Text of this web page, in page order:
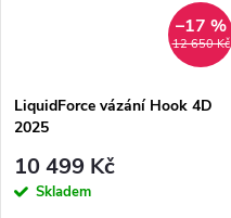
12 650 Kč
–17 %
LiquidForce vázání Hook 4D
2025
10 499 Kč
Skladem